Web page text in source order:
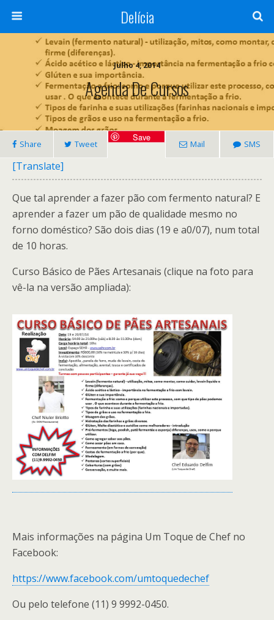
Delícia
Julho 4, 2014
Agenda De Cursos
Share Tweet
Save
Mail SMS
[Translate]
Que tal aprender a fazer pão com fermento natural? E
aprender a fazer um pão de qualidade mesmo no
forno doméstico? São dois dias (19 e a0/07), num total
de 10 horas.
Curso Básico de Pães Artesanais (clique na foto para
vê-la na versão ampliada):
Mais informações na página Um Toque de Chef no
Facebook:
https://www.facebook.com/umtoquedechef
Ou pelo telefone (11) 9 9992-0450.